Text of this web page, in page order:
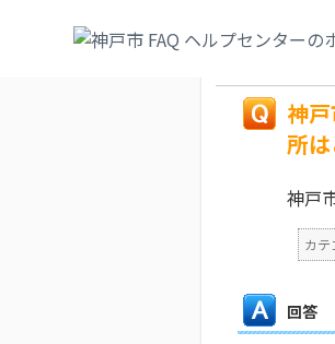
ますが、危険な箇
神
所
神戸
カテ
回答